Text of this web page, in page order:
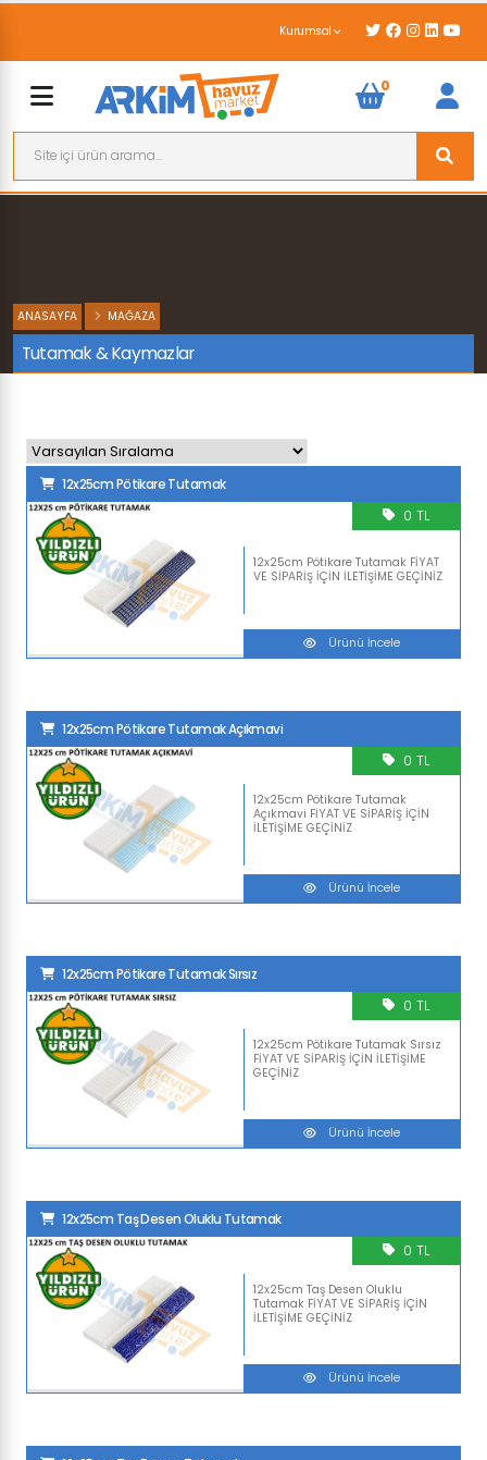
Kurumsal
0
ANASAYFA MAĞAZA
Tutamak & Kaymazlar
12x25cm Pötikare Tutamak
12x25cm Pötikare Tutamak FİYAT
VE SİPARİŞ İÇİN İLETİŞİME GEÇİNİZ
0 TL
Ürünü İncele
12x25cm Pötikare Tutamak Açıkmavi
12x25cm Pötikare Tutamak
Açıkmavi FİYAT VE SİPARİŞ İÇİN
İLETİŞİME GEÇİNİZ
0 TL
Ürünü İncele
12x25cm Pötikare Tutamak Sırsız
12x25cm Pötikare Tutamak Sırsız
FİYAT VE SİPARİŞ İÇİN İLETİŞİME
GEÇİNİZ
0 TL
Ürünü İncele
12x25cm Taş Desen Oluklu Tutamak
12x25cm Taş Desen Oluklu
Tutamak FİYAT VE SİPARİŞ İÇİN
İLETİŞİME GEÇİNİZ
0 TL
Ürünü İncele